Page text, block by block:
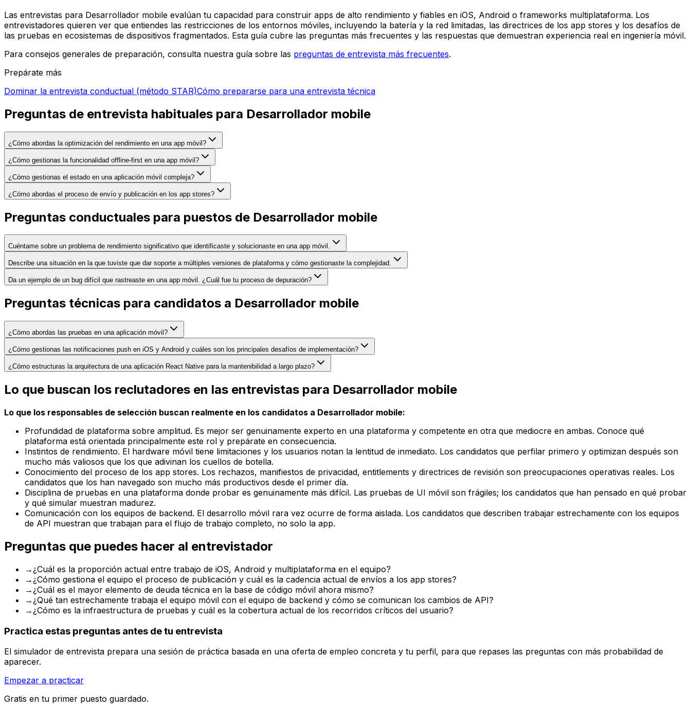
Las entrevistas para Desarrollador mobile evalúan tu capacidad para construir apps de alto rendimiento y fiables en iOS, Android o frameworks multiplataforma. Los
entrevistadores quieren ver que entiendes las restricciones de los entornos móviles, incluyendo la batería y la red limitadas, las directrices de los app stores y los desafíos de
las pruebas en ecosistemas de dispositivos fragmentados. Esta guía cubre las preguntas más frecuentes y las respuestas que demuestran experiencia real en ingeniería móvil.
Para consejos generales de preparación, consulta nuestra guía sobre las preguntas de entrevista más frecuentes.
Prepárate más
Dominar la entrevista conductual (método STAR)Cómo prepararse para una entrevista técnica
Preguntas de entrevista habituales para Desarrollador mobile
¿Cómo abordas la optimización del rendimiento en una app móvil?
¿Cómo gestionas la funcionalidad offline-first en una app móvil?
¿Cómo gestionas el estado en una aplicación móvil compleja?
¿Cómo abordas el proceso de envío y publicación en los app stores?
Preguntas conductuales para puestos de Desarrollador mobile
Cuéntame sobre un problema de rendimiento significativo que identificaste y solucionaste en una app móvil.
Describe una situación en la que tuviste que dar soporte a múltiples versiones de plataforma y cómo gestionaste la complejidad.
Da un ejemplo de un bug difícil que rastreaste en una app móvil. ¿Cuál fue tu proceso de depuración?
Preguntas técnicas para candidatos a Desarrollador mobile
¿Cómo abordas las pruebas en una aplicación móvil?
¿Cómo gestionas las notificaciones push en iOS y Android y cuáles son los principales desafíos de implementación?
¿Cómo estructuras la arquitectura de una aplicación React Native para la mantenibilidad a largo plazo?
Lo que buscan los reclutadores en las entrevistas para Desarrollador mobile
Lo que los responsables de selección buscan realmente en los candidatos a Desarrollador mobile:
Profundidad de plataforma sobre amplitud. Es mejor ser genuinamente experto en una plataforma y competente en otra que mediocre en ambas. Conoce qué
plataforma está orientada principalmente este rol y prepárate en consecuencia.
Instintos de rendimiento. El hardware móvil tiene limitaciones y los usuarios notan la lentitud de inmediato. Los candidatos que perfilar primero y optimizan después son
mucho más valiosos que los que adivinan los cuellos de botella.
Conocimiento del proceso de los app stores. Los rechazos, manifiestos de privacidad, entitlements y directrices de revisión son preocupaciones operativas reales. Los
candidatos que los han navegado son mucho más productivos desde el primer día.
Disciplina de pruebas en una plataforma donde probar es genuinamente más difícil. Las pruebas de UI móvil son frágiles; los candidatos que han pensado en qué probar
y qué simular muestran madurez.
Comunicación con los equipos de backend. El desarrollo móvil rara vez ocurre de forma aislada. Los candidatos que describen trabajar estrechamente con los equipos
de API muestran que trabajan para el flujo de trabajo completo, no solo la app.
Preguntas que puedes hacer al entrevistador
→ ¿Cuál es la proporción actual entre trabajo de iOS, Android y multiplataforma en el equipo?
→ ¿Cómo gestiona el equipo el proceso de publicación y cuál es la cadencia actual de envíos a los app stores?
→ ¿Cuál es el mayor elemento de deuda técnica en la base de código móvil ahora mismo?
→ ¿Qué tan estrechamente trabaja el equipo móvil con el equipo de backend y cómo se comunican los cambios de API?
→ ¿Cómo es la infraestructura de pruebas y cuál es la cobertura actual de los recorridos críticos del usuario?
Practica estas preguntas antes de tu entrevista
El simulador de entrevista prepara una sesión de práctica basada en una oferta de empleo concreta y tu perfil, para que repases las preguntas con más probabilidad de
aparecer.
Empezar a practicar
Gratis en tu primer puesto guardado.